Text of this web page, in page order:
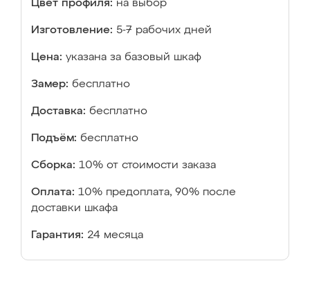
Цвет профиля: на выбор
Изготовление: 5-7 рабочих дней
Цена: указана за базовый шкаф
Замер: бесплатно
Доставка: бесплатно
Подъём: бесплатно
Сборка: 10% от стоимости заказа
Оплата: 10% предоплата, 90% после
доставки шкафа
Гарантия: 24 месяца